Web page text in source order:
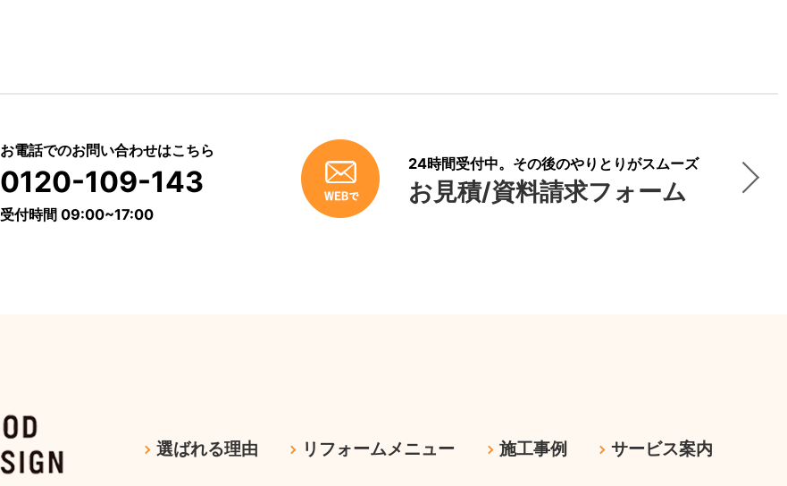
お電話でのお問い合わせはこちら
0120-109-143
受付時間 09:00~17:00
24時間受付中。その後のやりとりがスムーズ
お見積/資料請求フォーム
選ばれる理由 リフォームメニュー 施工事例 サービス案内